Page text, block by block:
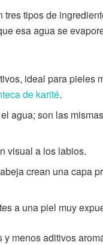
tipos de
esa agua se
ideal para pieles
de karité.
agua; son las
visual a los labios.
crean una capa
a una piel muy
menos aditivos